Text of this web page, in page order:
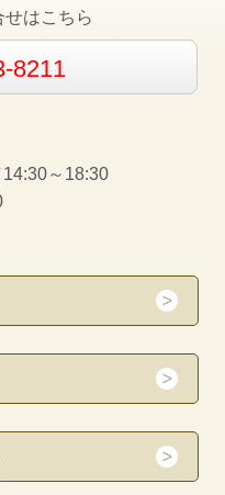
はこちら
8211
～18:30